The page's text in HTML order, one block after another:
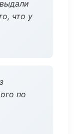
что у
по